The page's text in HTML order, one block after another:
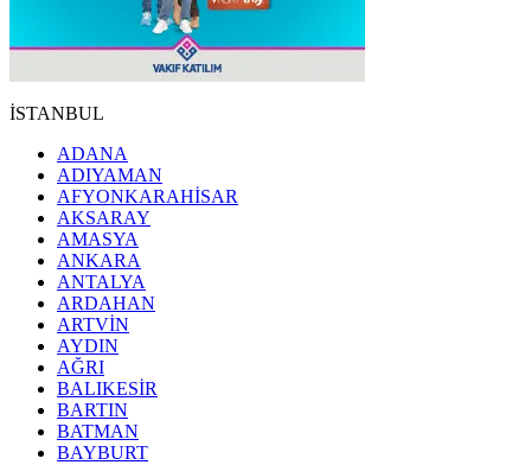
İSTANBUL
ADANA
ADIYAMAN
AFYONKARAHİSAR
AKSARAY
AMASYA
ANKARA
ANTALYA
ARDAHAN
ARTVİN
AYDIN
AĞRI
BALIKESİR
BARTIN
BATMAN
BAYBURT